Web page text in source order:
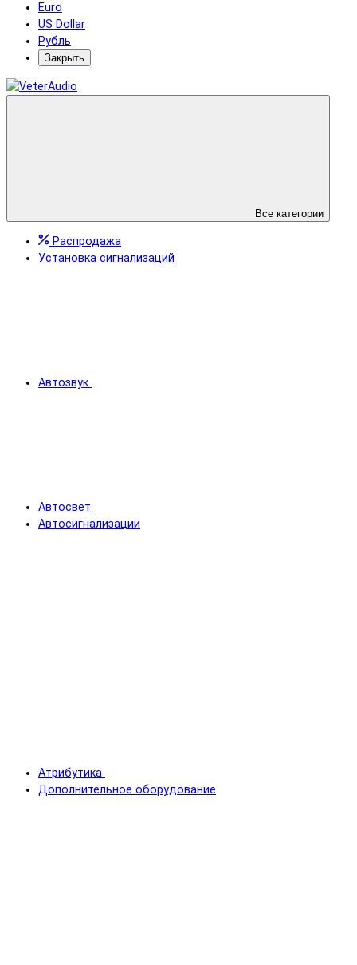
Euro
US Dollar
Рубль
Закрыть
Все категории
Распродажа
Установка сигнализаций
Автозвук
Автосвет
Автосигнализации
Атрибутика
Дополнительное оборудование